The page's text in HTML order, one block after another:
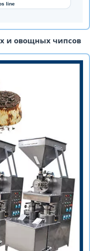
и овощных чипсов